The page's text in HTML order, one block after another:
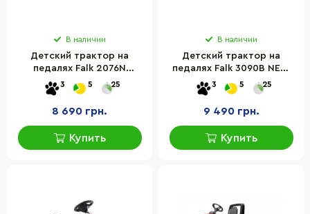
В наличии
Детский трактор на
педалях Falk 2076N
Komatsu с прицепом,
передним и задним
ковшами
3 5 25
8 690 грн.
Купить
В наличии
Детский трактор на
педалях Falk 3090B NEW
HOLLAND с прицепом
3 5 25
9 490 грн.
Купить